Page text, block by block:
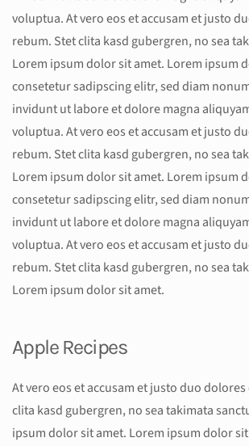
voluptua. At vero eos et accusam et justo
rebum. Stet clita kasd gubergren, no sea
Lorem ipsum dolor sit amet. Lorem ipsum
consetetur sadipscing elitr, sed diam
invidunt ut labore et dolore magna
voluptua. At vero eos et accusam et justo
rebum. Stet clita kasd gubergren, no sea
Lorem ipsum dolor sit amet. Lorem ipsum
consetetur sadipscing elitr, sed diam
invidunt ut labore et dolore magna
voluptua. At vero eos et accusam et justo
rebum. Stet clita kasd gubergren, no sea
Lorem ipsum dolor sit amet.
Apple Recipes
At vero eos et accusam et justo duo
clita kasd gubergren, no sea takimata
ipsum dolor sit amet. Lorem ipsum dolor